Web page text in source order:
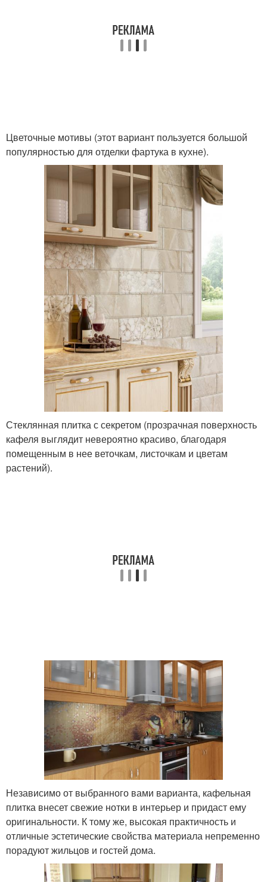
Цветочные мотивы (этот вариант пользуется большой
популярностью для отделки фартука в кухне).
Стеклянная плитка с секретом (прозрачная поверхность
кафеля выглядит невероятно красиво, благодаря
помещенным в нее веточкам, листочкам и цветам
растений).
Независимо от выбранного вами варианта, кафельная
плитка внесет свежие нотки в интерьер и придаст ему
оригинальности. К тому же, высокая практичность и
отличные эстетические свойства материала непременно
порадуют жильцов и гостей дома.